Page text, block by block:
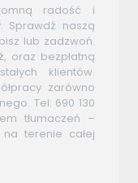
radość i
Sprawdź naszą
lub zadzwoń.
oraz bezpłatną
klientów.
zarówno
Tel: 690 130
tłumaczeń –
terenie całej